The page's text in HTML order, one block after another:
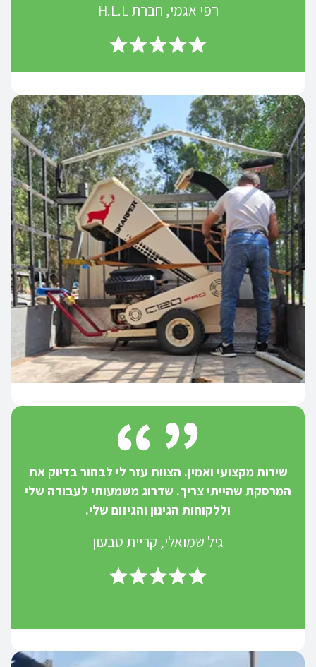
רפי אגמי, חברת H.L.L
שירות מקצועי ואמין. הצוות עזר לי לבחור בדיוק את
המרסקת שהייתי צריך. שדרוג משמעותי לעבודה שלי
וללקוחות הגינון והגיזום שלי.
גיל שמואלי, קריית טבעון